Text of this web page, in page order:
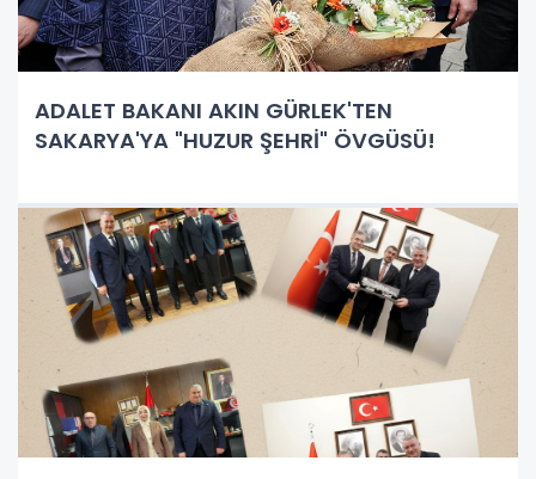
ADALET BAKANI AKIN GÜRLEK'TEN
SAKARYA'YA "HUZUR ŞEHRİ" ÖVGÜSÜ!